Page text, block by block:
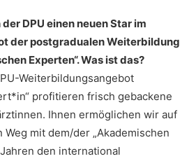
DPU einen neuen Star im
der postgradualen Weiterbildung
Experten“. Was ist das?
Weiterbildungsangebot
profitieren frisch gebackene
Ihnen ermöglichen wir auf
mit dem/der „Akademischen
den international